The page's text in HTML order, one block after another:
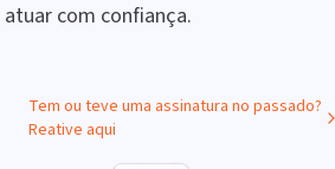
atuar com confiança.
Tem ou teve uma assinatura no passado?
Reative aqui